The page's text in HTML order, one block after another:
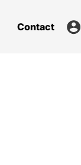
Contact